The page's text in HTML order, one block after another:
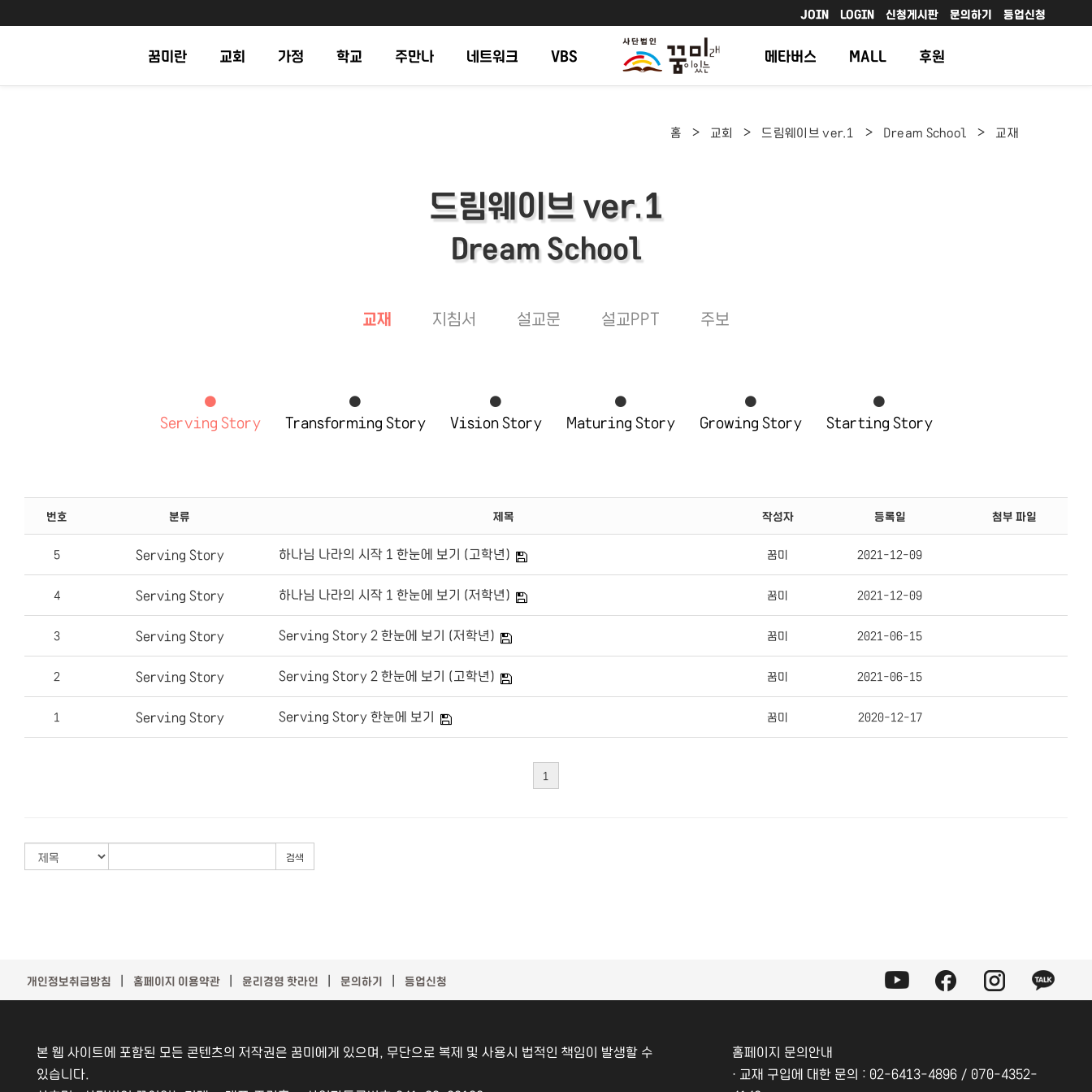
JOIN LOGIN 신청게시판 문의하기 등업신청
꿈미란 교회 가정 학교 주만나 네트워크 VBS 메타버스 MALL 후원
홈 > 교회 > 드림웨이브 ver.1 > Dream School > 교재
드림웨이브 ver.1
Dream School
교재 지침서 설교문 설교PPT 주보
Serving Story Transforming Story Vision Story Maturing Story Growing Story Starting Story
번호 분류 제목 작성자 등록일 첨부 파일
5 Serving Story 하나님 나라의 시작 1 한눈에 보기 (고학년) 꿈미 2021-12-09
4 Serving Story 하나님 나라의 시작 1 한눈에 보기 (저학년) 꿈미 2021-12-09
3 Serving Story Serving Story 2 한눈에 보기 (저학년) 꿈미 2021-06-15
2 Serving Story Serving Story 2 한눈에 보기 (고학년) 꿈미 2021-06-15
1 Serving Story Serving Story 한눈에 보기 꿈미 2020-12-17
1
검색
개인정보취급방침 ｜ 홈페이지 이용약관 ｜ 윤리경영 핫라인 ｜ 문의하기 ｜ 등업신청
본 웹 사이트에 포함된 모든 콘텐츠의 저작권은 꿈미에게 있으며, 무단으로 복제 및 사용시 법적인 책임이 발생할 수
있습니다.
홈페이지 문의안내
· 교재 구입에 대한 문의 : 02-6413-4896 / 070-4352-